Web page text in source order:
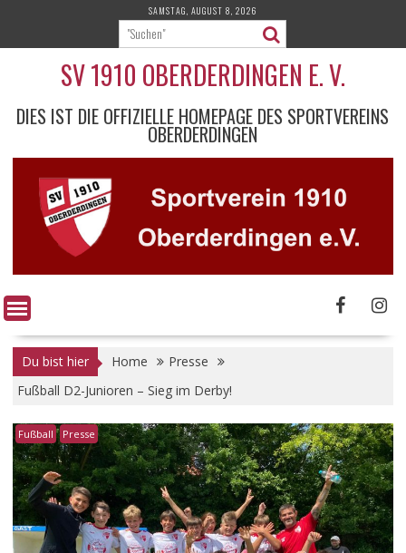
content
SAMSTAG, AUGUST 8, 2026
SV 1910 OBERDERDINGEN E. V.
DIES IST DIE OFFIZIELLE HOMEPAGE DES SPORTVEREINS
OBERDERDINGEN
Du bist hier Home
Presse
Fußball D2-Junioren – Sieg im Derby!
Fußball Presse